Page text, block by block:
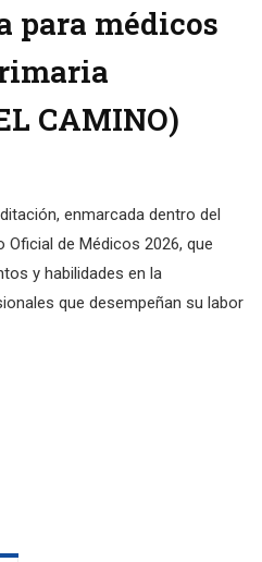
para médicos
CAMINO)
enmarcada dentro del
de Médicos 2026, que
y habilidades en la
que desempeñan su labor